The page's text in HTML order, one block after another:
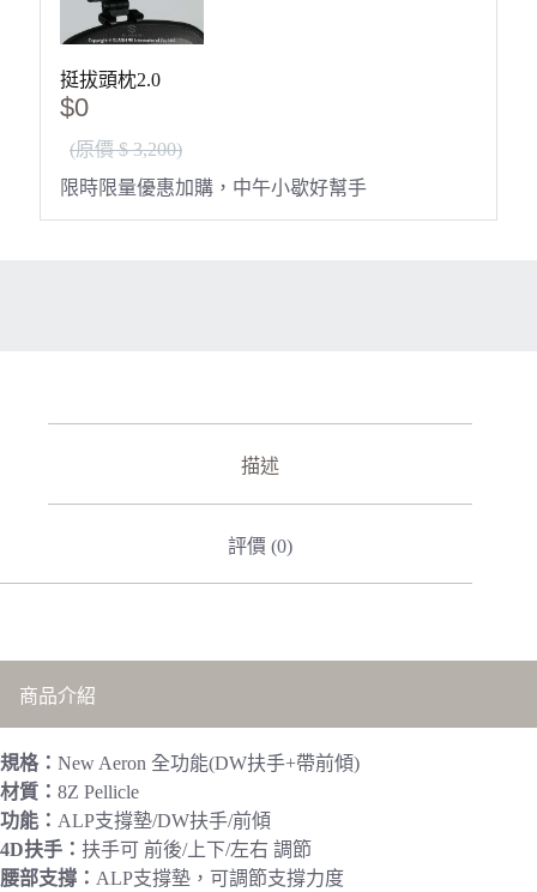
挺拔頭枕2.0
$0
(原價 $ 3,200)
限時限量優惠加購，中午小歇好幫手
描述
評價 (0)
商品介紹
規格： New Aeron 全功能(DW扶手+帶前傾)
材質： 8Z Pellicle
功能： ALP支撐墊/DW扶手/前傾
4D扶手： 扶手可 前後/上下/左右 調節
腰部支撐： ALP支撐墊，可調節支撐力度